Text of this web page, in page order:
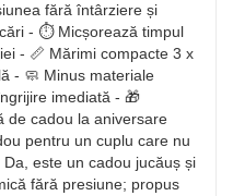
fără întârziere și
- ⏱️ Micșorează timpul
- 📏 Mărimi compacte 3 x
- 🧼 Minus materiale
imediată - 🎁
de cadou la aniversare
pentru un cuplu care nu
este un cadou jucăuș și
fără presiune; propus